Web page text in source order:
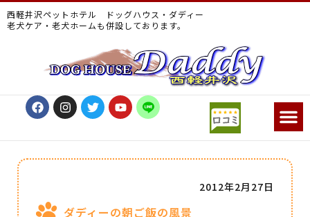
西軽井沢ペットホテル ドッグハウス・ダディー
老犬ケア・老犬ホームも併設しております。
ダディーの朝ご飯の風景
2012年2月27日